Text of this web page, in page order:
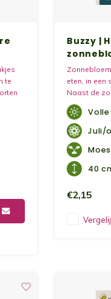
te
Buzzy |
Organic
eten, in een
Naast de
meer van
vroege
opeten als
Volle
Juli/
40
€2,15